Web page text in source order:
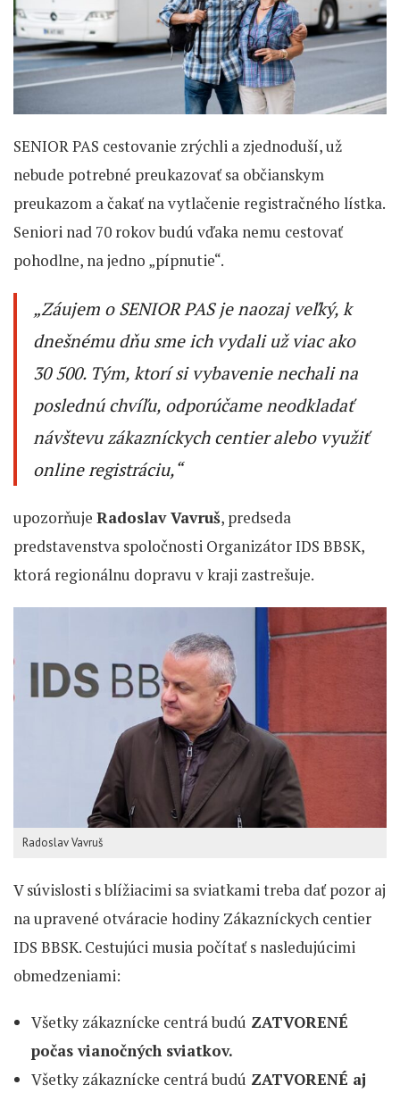
SENIOR PAS cestovanie zrýchli a zjednoduší, už
nebude potrebné preukazovať sa občianskym
preukazom a čakať na vytlačenie registračného lístka.
Seniori nad 70 rokov budú vďaka nemu cestovať
pohodlne, na jedno „pípnutie“.
„Záujem o SENIOR PAS je naozaj veľký, k
dnešnému dňu sme ich vydali už viac ako
30 500. Tým, ktorí si vybavenie nechali na
poslednú chvíľu, odporúčame neodkladať
návštevu zákazníckych centier alebo využiť
online registráciu,“
upozorňuje Radoslav Vavruš, predseda
predstavenstva spoločnosti Organizátor IDS BBSK,
ktorá regionálnu dopravu v kraji zastrešuje.
Radoslav Vavruš
V súvislosti s blížiacimi sa sviatkami treba dať pozor aj
na upravené otváracie hodiny Zákazníckych centier
IDS BBSK. Cestujúci musia počítať s nasledujúcimi
obmedzeniami:
Všetky zákaznícke centrá budú ZATVORENÉ
počas vianočných sviatkov.
Všetky zákaznícke centrá budú ZATVORENÉ aj